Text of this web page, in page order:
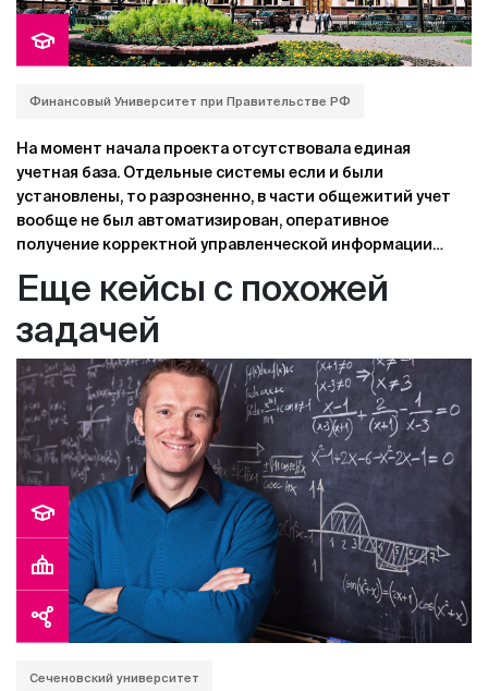
Финансовый Университет при Правительстве РФ
На момент начала проекта отсутствовала единая
учетная база. Отдельные системы если и были
установлены, то разрозненно, в части общежитий учет
вообще не был автоматизирован, оперативное
получение корректной управленческой информации
дублирование ввода информации по проживающим,
обмены с бухгалтерской системой производились
полностью в ручном режиме.
Еще кейсы с похожей
задачей
Сеченовский университет